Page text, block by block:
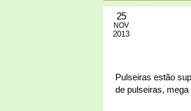
25
NOV
2013
Pulseiras estão
de pulseiras,